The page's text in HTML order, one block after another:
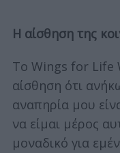
Η αίσθηση της
Το Wings for Life
αίσθηση ότι
αναπηρία μου
να είμαι μέρος
μοναδικό για